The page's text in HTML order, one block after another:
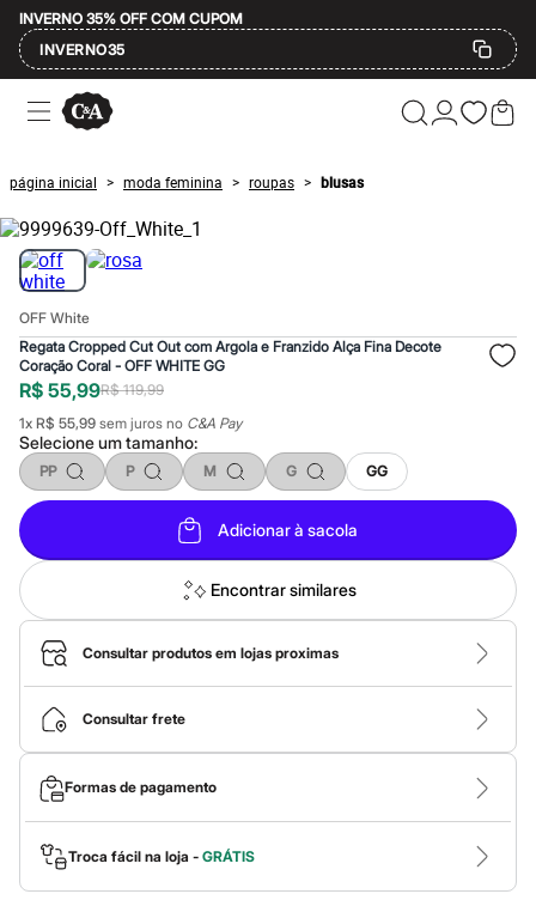
INVERNO 35% OFF COM CUPOM
INVERNO35
Ofertas
Compre por Departamento
Masculino
Infantil
Calçados
Mindse7
Plus Size
Até 20% off
Até 60% off
A partir de 60% off
Feminino
Em alta
Inverno
Alfaiataria
Novidades
Roupas
Blusas e Camisetas
Básicos
Calças
Casacos e Jaquetas
Jeans
Macacões
Saias
Shorts e Bermudas
Vestidos
Acessórios
Bolsas
Bonés e Chapéus
Bijoux
Cintos
Óculos
Relógios
Calçados
Botas
Chinelos
página inicial > moda feminina > roupas > blusas
OFF White
Regata Cropped Cut Out com Argola e Franzido Alça Fina Decote
Coração Coral - OFF WHITE GG
R$ 55,99R$ 119,99
1x R$ 55,99 sem juros no C&A Pay
Selecione umtamanho:
PP P M G GG
Adicionar à sacola
Encontrar similares
Consultar produtos em lojas proximas
Consultar frete
Formas de pagamento
Troca fácil na loja - GRÁTIS